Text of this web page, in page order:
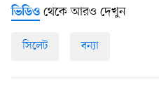
ভিডিও থেকে আরও দেখুন
সিলেট বন্যা